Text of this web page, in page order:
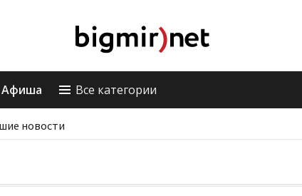
Афиша Все категории
новости